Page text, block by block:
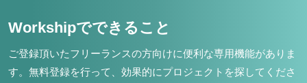
Workshipでできること
ご登録頂いたフリーランスの方向けに便利な専用機能がありま
す。 無料登録を行って、効果的にプロジェクトを探してくださ